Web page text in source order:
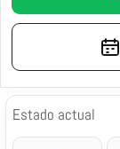
Estado actual